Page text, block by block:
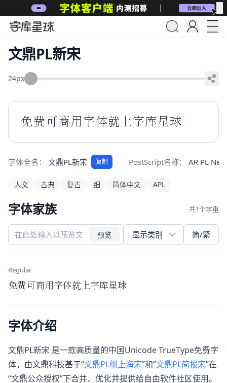
文鼎PL新宋
24px
免费可商用字体就上字库星球
字体全名： 文鼎PL新宋 复制 PostScript名称： AR PL
人文 古典 复古 细 简体中文 APL
字体家族 共1个字重
预览 简/繁
Regular
免费可商用字体就上字库星球
字体介绍
文鼎PL新宋​ 是一款高质量的中国Unicode TrueType免费字
体，由文鼎科技基于“文鼎PL细上海宋”和“文鼎PL简报宋”在
“文鼎公众授权”下合并、优化并提供给自由软件社区使用。